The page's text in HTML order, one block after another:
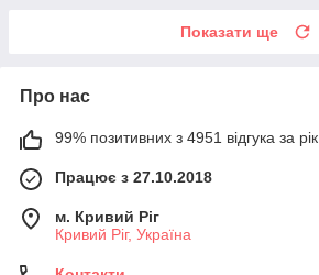
Показати ще
Про нас
99% позитивних з 4951 відгука за рік
Працює з 27.10.2018
м. Кривий Ріг
Кривий Ріг, Україна